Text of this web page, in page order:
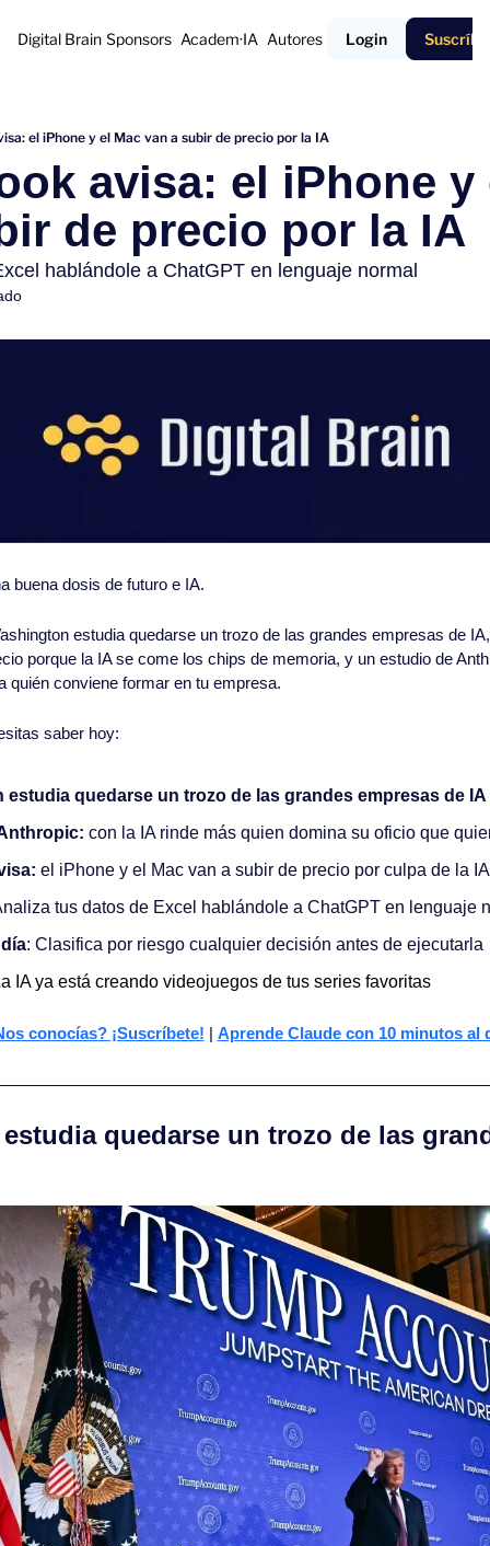
Digital Brain Sponsors Academ·IA Autores Login
el iPhone y el Mac van a subir de precio por la IA
avisa: el iPhone y
de precio por la IA
hablándole a ChatGPT en lenguaje normal
buena dosis de futuro e IA.
estudia quedarse un trozo de las grandes empresas de
porque la IA se come los chips de memoria, y un estudio de
quién conviene formar en tu empresa.
saber hoy:
quedarse un trozo de las grandes empresas de IA
con la IA rinde más quien domina su oficio que
el iPhone y el Mac van a subir de precio por culpa de la IA
tus datos de Excel hablándole a ChatGPT en lenguaje
: Clasifica por riesgo cualquier decisión antes de ejecutarla
IA ya está creando videojuegos de tus series favoritas
conocías? ¡Suscríbete! | Aprende Claude con 10 minutos al
quedarse un trozo de las